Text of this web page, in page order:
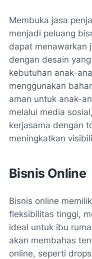
Membuka jasa
menjadi peluang
dapat menawarkan
dengan desain
kebutuhan anak-
menggunakan
aman untuk anak-
melalui media
kerjasama dengan
meningkatkan
Bisnis Online
Bisnis online
fleksibilitas tinggi,
ideal untuk ibu
akan membahas
online, seperti